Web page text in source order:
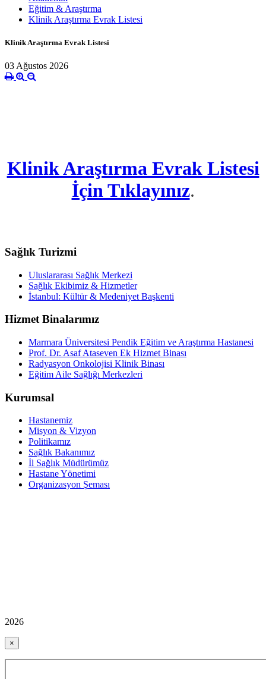
Eğitim & Araştırma
Klinik Araştırma Evrak Listesi
Klinik Araştırma Evrak Listesi
03 Ağustos 2026
Klinik Araştırma Evrak Listesi
İçin Tıklayınız.
Sağlık Turizmi
Uluslararası Sağlık Merkezi
Sağlık Ekibimiz & Hizmetler
İstanbul: Kültür & Medeniyet Başkenti
Hizmet Binalarımız
Marmara Üniversitesi Pendik Eğitim ve Araştırma Hastanesi
Prof. Dr. Asaf Ataseven Ek Hizmet Binası
Radyasyon Onkolojisi Klinik Binası
Eğitim Aile Sağlığı Merkezleri
Kurumsal
Hastanemiz
Misyon & Vizyon
Politikamız
Sağlık Bakanımız
İl Sağlık Müdürümüz
Hastane Yönetimi
Organizasyon Şeması
2026
×